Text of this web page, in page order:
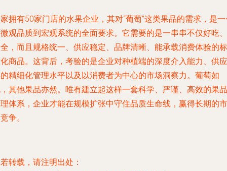
拥有50家门店的水果企业，其对“葡萄”这类果品的需求，是
微观品质到宏观系统的全面要求。它需要的是一串串不仅好吃、
，而且规格统一、供应稳定、品牌清晰、能承载消费体验的标
商品。这背后，考验的是企业对种植端的深度介入能力、供应
精细化管理水平以及以消费者为中心的市场洞察力。葡萄如
其他果品亦然。唯有建立起这样一套科学、严谨、高效的果品
体系，企业才能在规模扩张中守住品质生命线，赢得长期的市
争。
转载，请注明出处：